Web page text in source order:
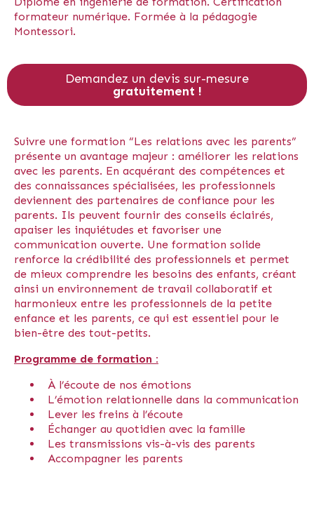
formateur numérique. Formée à la pédagogie
Montessori.
Demandez un devis sur-mesure
gratuitement !
Suivre une formation “Les relations avec les parents”
présente un avantage majeur : améliorer les relations
avec les parents. En acquérant des compétences et
des connaissances spécialisées, les professionnels
deviennent des partenaires de confiance pour les
parents. Ils peuvent fournir des conseils éclairés,
apaiser les inquiétudes et favoriser une
communication ouverte. Une formation solide
renforce la crédibilité des professionnels et permet
de mieux comprendre les besoins des enfants, créant
ainsi un environnement de travail collaboratif et
harmonieux entre les professionnels de la petite
enfance et les parents, ce qui est essentiel pour le
bien-être des tout-petits.
Programme de formation :
À l’écoute de nos émotions
L’émotion relationnelle dans la communication
Lever les freins à l’écoute
Échanger au quotidien avec la famille
Les transmissions vis-à-vis des parents
Accompagner les parents